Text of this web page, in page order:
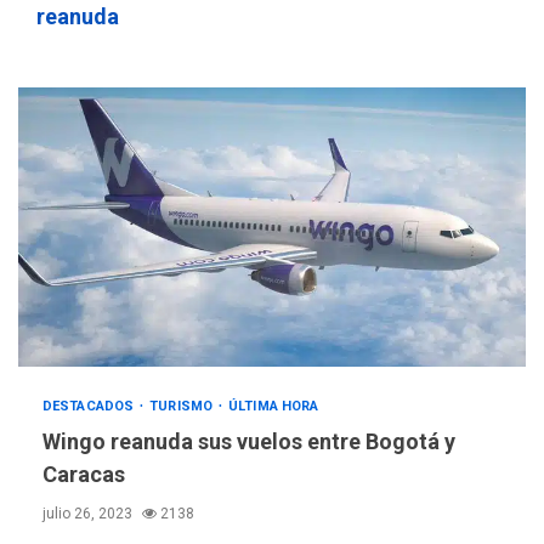
reanuda
DESTACADOS TURISMO ÚLTIMA HORA
Wingo reanuda sus vuelos entre Bogotá y
Caracas
julio 26, 2023 2138
3
REGIONALES
Libro de Guadalupe Burelli